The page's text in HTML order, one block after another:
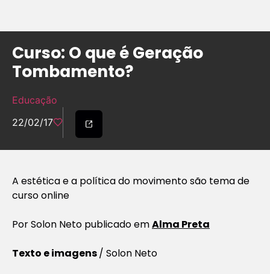
Curso: O que é Geração
Tombamento?
Educação
22/02/17
A estética e a política do movimento são tema de
curso online
Por Solon Neto publicado emAlma Preta
Texto e imagens/ Solon Neto